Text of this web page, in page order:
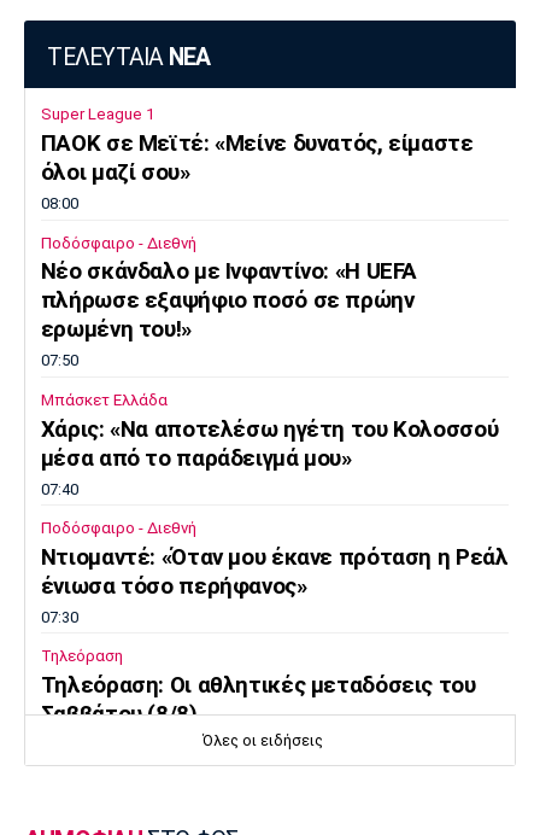
ΤΕΛΕΥΤΑΙΑ ΝΕΑ
Super League 1
ΠΑΟΚ σε Μεϊτέ: «Μείνε δυνατός, είμαστε
όλοι μαζί σου»
08:00
Ποδόσφαιρο - Διεθνή
Νέο σκάνδαλο με Ινφαντίνο: «Η UEFA
πλήρωσε εξαψήφιο ποσό σε πρώην
ερωμένη του!»
07:50
Μπάσκετ Ελλάδα
Χάρις: «Να αποτελέσω ηγέτη του Κολοσσού
μέσα από το παράδειγμά μου»
07:40
Ποδόσφαιρο - Διεθνή
Ντιομαντέ: «Όταν μου έκανε πρόταση η Ρεάλ
ένιωσα τόσο περήφανος»
07:30
Τηλεόραση
Τηλεόραση: Οι αθλητικές μεταδόσεις του
Σαββάτου (8/8)
Όλες οι ειδήσεις